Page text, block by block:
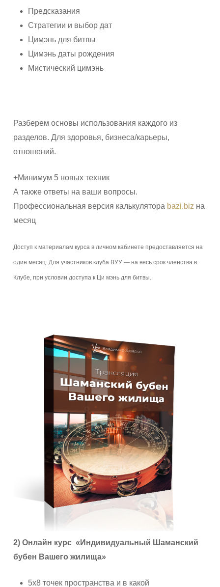
Предсказания
Стратегии и выбор дат
Цимэнь для битвы
Цимэнь даты рождения
Мистический цимэнь
Разберем основы использования каждого из
разделов. Для здоровья, бизнеса/карьеры,
отношений.
+Минимум 5 новых техник
А также ответы на ваши вопросы.
Профессиональная версия калькулятора bazi.biz на
месяц
Доступ к материалам курса в личном кабинете предоставляется на
один месяц. Для участников клуба ВУУ — на весь срок членства в
Клубе, при условии доступа к Ци мэнь для битвы.
2) Онлайн курс «Индивидуальный Шаманский
бубен Вашего жилища»
5х8 точек пространства и в какой